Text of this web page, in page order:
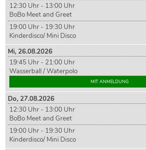
12:30 Uhr - 13:00 Uhr
BoBo Meet and Greet
19:00 Uhr - 19:30 Uhr
Kinderdisco/ Mini Disco
Mi,26.08.2026
19:45 Uhr - 21:00 Uhr
Wasserball / Waterpolo
MIT ANMELDUNG
Do,27.08.2026
12:30 Uhr - 13:00 Uhr
BoBo Meet and Greet
19:00 Uhr - 19:30 Uhr
Kinderdisco/ Mini Disco